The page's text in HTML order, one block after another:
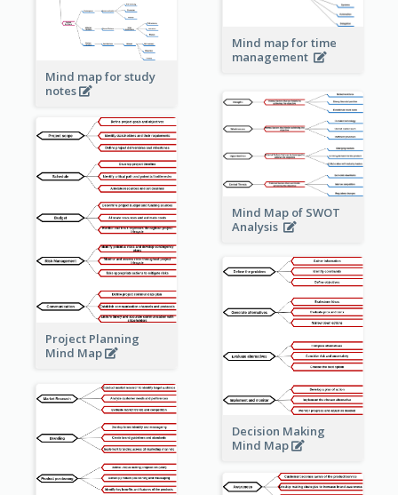
Mind map for time
management
Mind map for study
notes
Mind Map of SWOT
Analysis
Project Planning
Mind Map
Decision Making
Mind Map